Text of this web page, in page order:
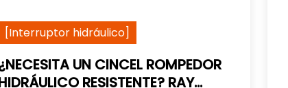
[Interruptor hidráulico]
UN CINCEL ROMPEDOR
RESISTENTE? RAY